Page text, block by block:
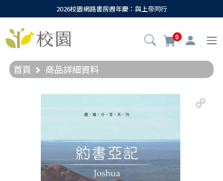
2026校園網路書房週年慶：與上帝同行
0
首頁 商品詳細資料